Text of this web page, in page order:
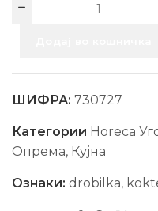
ШИФРА: 730727
Категории Horeca
Опрема, Кујна
Ознаки: drobilka,